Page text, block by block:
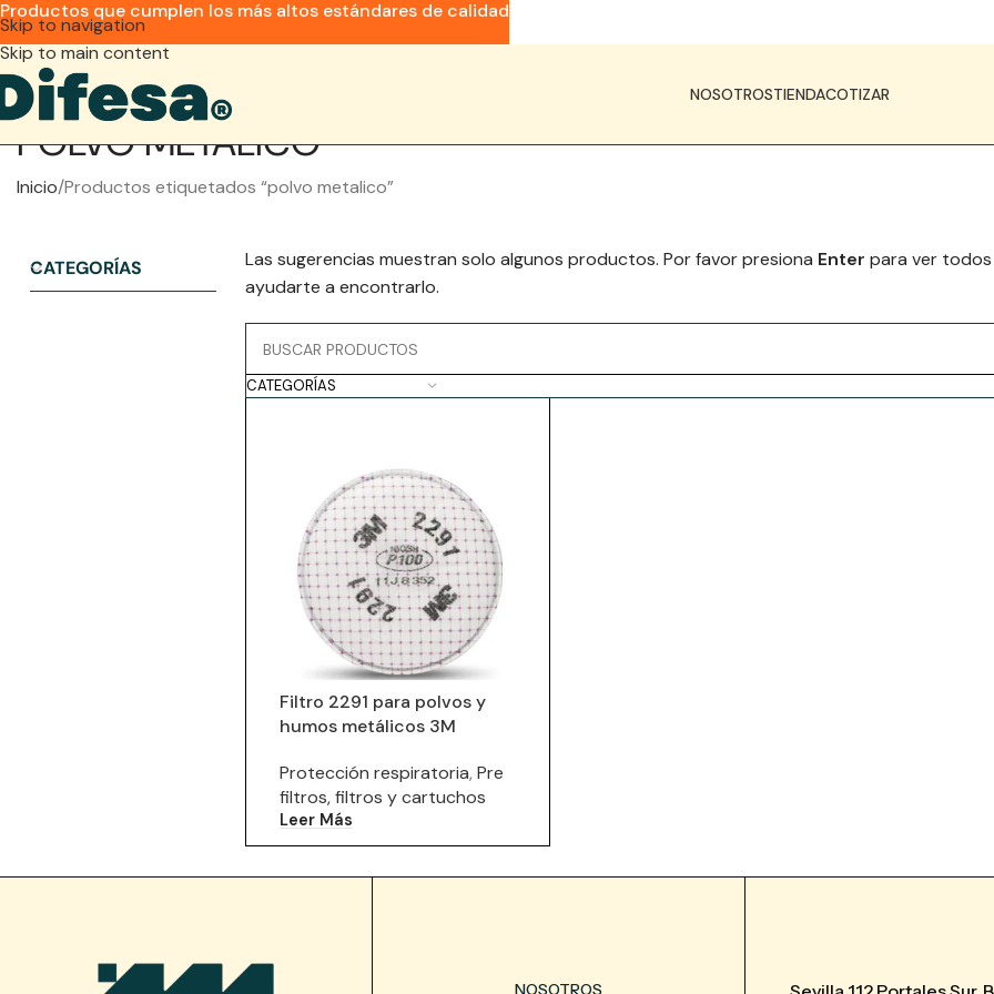
Skip to navigation
Skip to main content
NOSOTROSTIENDACOTIZAR
POLVO METALICO
Inicio Productos etiquetados “polvo metalico”
CATEGORÍAS Las sugerencias muestran solo algunos productos. Por favor presiona Enter para ver
ayudarte a encontrarlo.
CATEGORÍAS
Filtro 2291 para polvos y
humos metálicos 3M
Protección respiratoria, Pre
filtros, filtros y cartuchos
Leer Más
NOSOTROS
Productos que cumplen los más altos estándares de calidad